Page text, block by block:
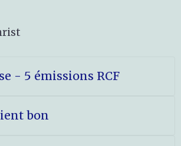
- 5 émissions RCF
bon